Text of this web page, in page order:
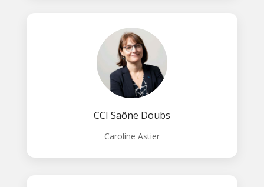
CCI Saône Doubs
Caroline Astier